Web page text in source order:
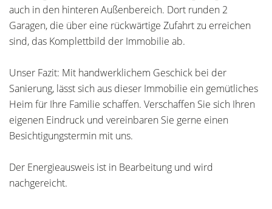
auch in den hinteren Außenbereich. Dort runden 2
Garagen, die über eine rückwärtige Zufahrt zu erreichen
sind, das Komplettbild der Immobilie ab.
Unser Fazit: Mit handwerklichem Geschick bei der
Sanierung, lässt sich aus dieser Immobilie ein gemütliches
Heim für Ihre Familie schaffen. Verschaffen Sie sich Ihren
eigenen Eindruck und vereinbaren Sie gerne einen
Besichtigungstermin mit uns.
Der Energieausweis ist in Bearbeitung und wird
nachgereicht.